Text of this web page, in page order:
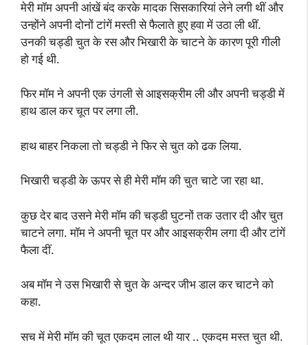
मेरी मॉम अपनी आंखें बंद करके मादक सिसकारियां लेने लगी थीं और
उन्होंने अपनी दोनों टांगें मस्ती से फैलाते हुए हवा में उठा ली थीं.
उनकी चड्डी चुत के रस और भिखारी के चाटने के कारण पूरी गीली
हो गई थी.
फिर मॉम ने अपनी एक उंगली से आइसक्रीम ली और अपनी चड्डी में
हाथ डाल कर चूत पर लगा ली.
हाथ बाहर निकला तो चड्डी ने फिर से चुत को ढक लिया.
भिखारी चड्डी के ऊपर से ही मेरी मॉम की चुत चाटे जा रहा था.
कुछ देर बाद उसने मेरी मॉम की चड्डी घुटनों तक उतार दी और चुत
चाटने लगा. मॉम ने अपनी चूत पर और आइसक्रीम लगा दी और टांगें
फैला दीं.
अब मॉम ने उस भिखारी से चुत के अन्दर जीभ डाल कर चाटने को
कहा.
सच में मेरी मॉम की चूत एकदम लाल थी यार .. एकदम मस्त चुत थी.